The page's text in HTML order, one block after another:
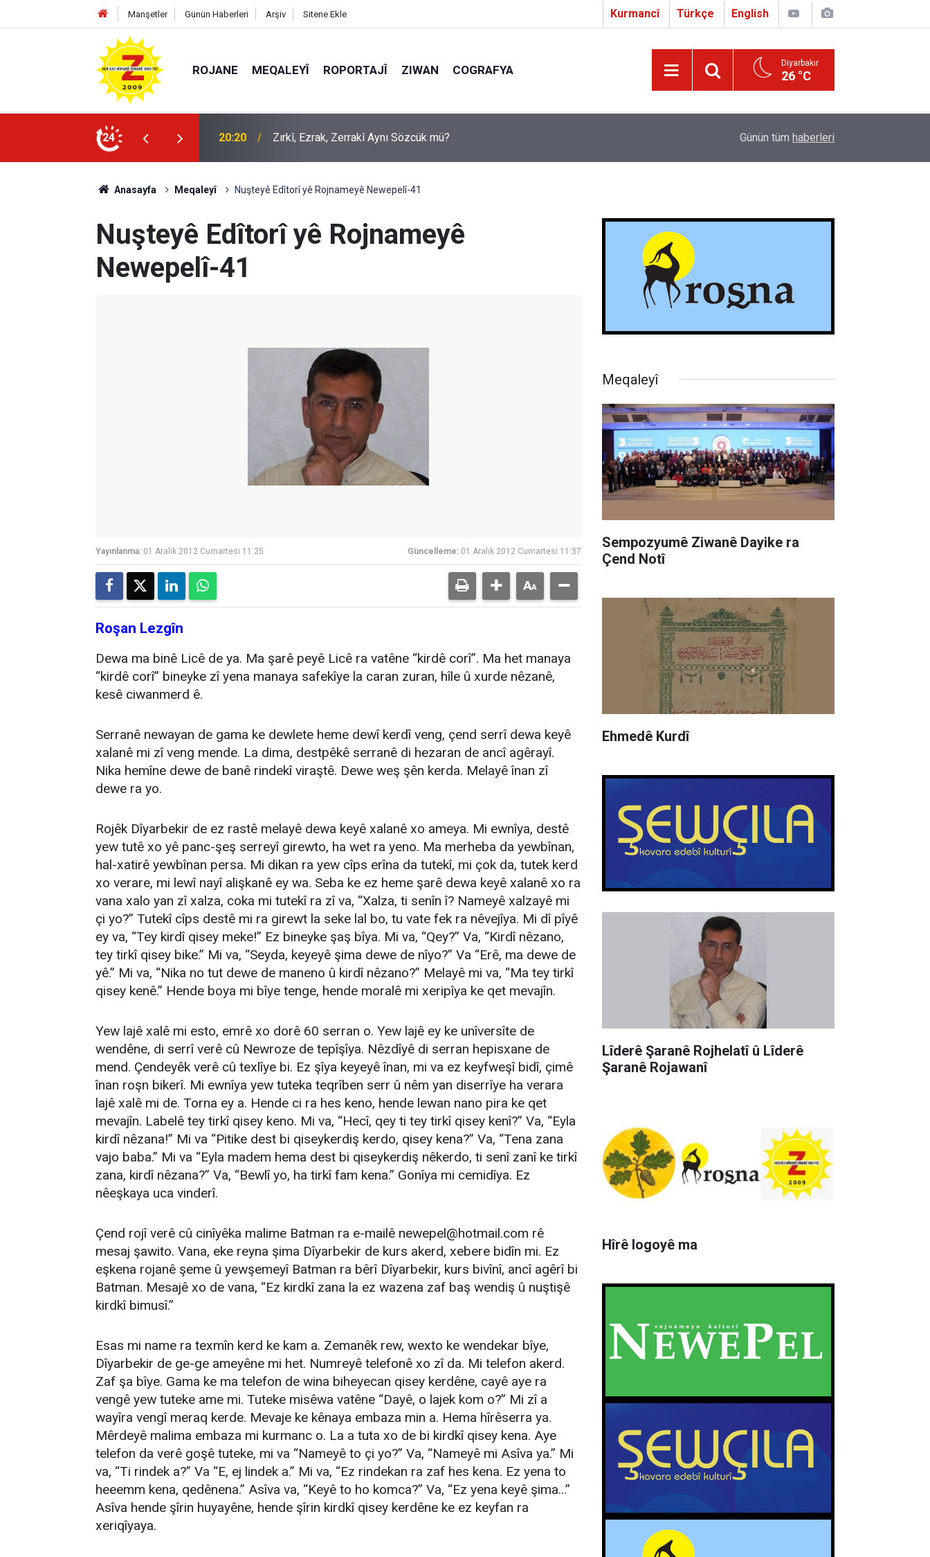
Manşetler Günün Haberleri Arşiv Sitene Ekle Kurmancî Türkçe English
ROJANE MEQALEYÎ ROPORTAJÎ ZIWAN COGRAFYA Diyarbakır
26 °C
24 09:56 Ji Zilma Partîzanan Nimûneyeka Piçûk Çapo 3. o Hîrakerde yê Ferhengê Zazakî-Tirkî
Günün tüm haberleri
Anasayfa Meqaleyî Nuşteyê Edîtorî yê Rojnameyê Newepelî-41
Nuşteyê Edîtorî yê Rojnameyê
Newepelî-41
Yayınlanma: 01 Aralık 2012 Cumartesi 11:25 Güncelleme: 01 Aralık 2012 Cumartesi 11:37
Roşan Lezgîn
Dewa ma binê Licê de ya. Ma şarê peyê Licê ra vatêne “kirdê corî”. Ma het manaya
“kirdê corî” bineyke zî yena manaya safekîye la caran zuran, hîle û xurde nêzanê,
kesê ciwanmerd ê.
Serranê newayan de gama ke dewlete heme dewî kerdî veng, çend serrî dewa keyê
xalanê mi zî veng mende. La dima, destpêkê serranê di hezaran de ancî agêrayî.
Nika hemîne dewe de banê rindekî viraştê. Dewe weş şên kerda. Melayê înan zî
dewe ra yo.
Rojêk Dîyarbekir de ez rastê melayê dewa keyê xalanê xo ameya. Mi ewnîya, destê
yew tutê xo yê panc-şeş serreyî girewto, ha wet ra yeno. Ma merheba da yewbînan,
hal-xatirê yewbînan persa. Mi dikan ra yew cîps erîna da tutekî, mi çok da, tutek kerd
xo verare, mi lewî nayî alişkanê ey wa. Seba ke ez heme şarê dewa keyê xalanê xo ra
vana xalo yan zî xalza, coka mi tutekî ra zî va, “Xalza, ti senîn î? Nameyê xalzayê mi
çi yo?” Tutekî cîps destê mi ra girewt la seke lal bo, tu vate fek ra nêvejîya. Mi dî pîyê
ey va, “Tey kirdî qisey meke!” Ez bineyke şaş bîya. Mi va, “Qey?” Va, “Kirdî nêzano,
tey tirkî qisey bike.” Mi va, “Seyda, keyeyê şima dewe de nîyo?” Va “Erê, ma dewe de
yê.” Mi va, “Nika no tut dewe de maneno û kirdî nêzano?” Melayê mi va, “Ma tey tirkî
qisey kenê.” Hende boya mi bîye tenge, hende moralê mi xeripîya ke qet mevajîn.
Yew lajê xalê mi esto, emrê xo dorê 60 serran o. Yew lajê ey ke unîversîte de
wendêne, di serrî verê cû Newroze de tepîşîya. Nêzdîyê di serran hepisxane de
mend. Çendeyêk verê cû texlîye bi. Ez şîya keyeyê înan, mi va ez keyfweşî bidî, çimê
înan roşn bikerî. Mi ewnîya yew tuteka teqrîben serr û nêm yan diserrîye ha verara
lajê xalê mi de. Torna ey a. Hende ci ra hes keno, hende lewan nano pira ke qet
mevajîn. Labelê tey tirkî qisey keno. Mi va, “Hecî, qey ti tey tirkî qisey kenî?” Va, “Eyla
kirdî nêzana!” Mi va “Pitike dest bi qiseykerdiş kerdo, qisey kena?” Va, “Tena zana
vajo baba.” Mi va “Eyla madem hema dest bi qiseykerdiş nêkerdo, ti senî zanî ke tirkî
zana, kirdî nêzana?” Va, “Bewlî yo, ha tirkî fam kena.” Gonîya mi cemidîya. Ez
nêeşkaya uca vinderî.
Çend rojî verê cû cinîyêka malime Batman ra e-mailê newepel@hotmail.com rê
mesaj şawito. Vana, eke reyna şima Dîyarbekir de kurs akerd, xebere bidîn mi. Ez
eşkena rojanê şeme û yewşemeyî Batman ra bêrî Dîyarbekir, kurs bivînî, ancî agêrî bi
Batman. Mesajê xo de vana, “Ez kirdkî zana la ez wazena zaf baş wendiş û nuştişê
kirdkî bimusî.”
Esas mi name ra texmîn kerd ke kam a. Zemanêk rew, wexto ke wendekar bîye,
Dîyarbekir de ge-ge ameyêne mi het. Numreyê telefonê xo zî da. Mi telefon akerd.
Zaf şa bîye. Gama ke ma telefon de wina biheyecan qisey kerdêne, cayê aye ra
vengê yew tuteke ame mi. Tuteke misêwa vatêne “Dayê, o lajek kom o?” Mi zî a
wayîra vengî meraq kerde. Mevaje ke kênaya embaza min a. Hema hîrêserra ya.
Mêrdeyê malima embaza mi kurmanc o. La a tuta xo de bi kirdkî qisey kena. Aye
telefon da verê goşê tuteke, mi va “Nameyê to çi yo?” Va, “Nameyê mi Asîva ya.” Mi
va, “Ti rindek a?” Va “E, ej lindek a.” Mi va, “Ez rindekan ra zaf hes kena. Ez yena to
heeemm kena, qedênena.” Asîva va, “Keyê to ho komca?” Va, “Ez yena keyê şima…”
Asîva hende şîrin huyayêne, hende şîrin kirdkî qisey kerdêne ke ez keyfan ra
xeriqîyaya.
Meqaleyî
Sempozyumê Ziwanê Dayike ra
Çend Notî
Ehmedê Kurdî
Lîderê Şaranê Rojhelatî û Lîderê
Şaranê Rojawanî
Hîrê logoyê ma